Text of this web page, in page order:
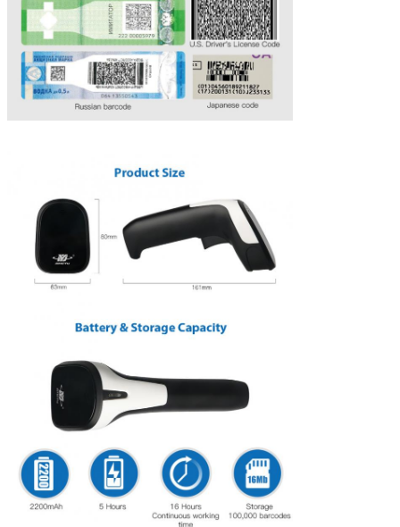
Hinterlass eine Nachricht
Wir rufen Sie bald zurück!